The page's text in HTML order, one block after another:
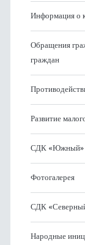
Информация о
Обращения
граждан
Развитие
СДК «Южный»
Фотогалерея
СДК
Народные